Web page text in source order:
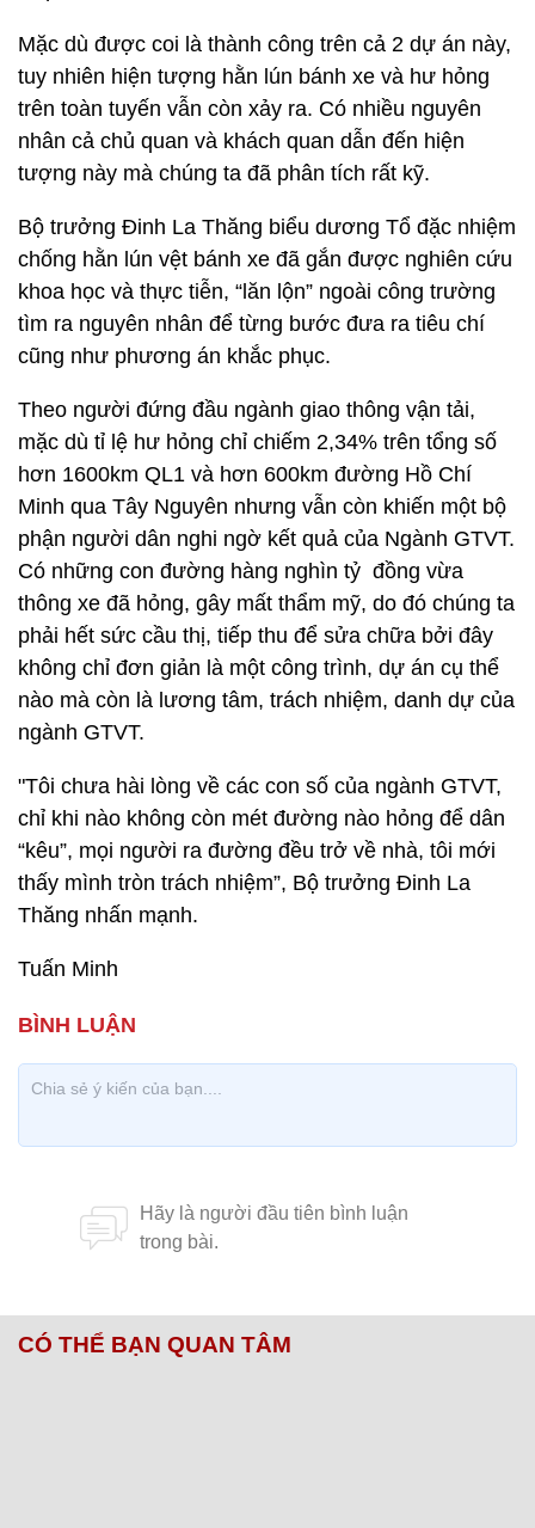
Mặc dù được coi là thành công trên cả 2 dự án này,
tuy nhiên hiện tượng hằn lún bánh xe và hư hỏng
trên toàn tuyến vẫn còn xảy ra. Có nhiều nguyên
nhân cả chủ quan và khách quan dẫn đến hiện
tượng này mà chúng ta đã phân tích rất kỹ.
Bộ trưởng Đinh La Thăng biểu dương Tổ đặc nhiệm
chống hằn lún vệt bánh xe đã gắn được nghiên cứu
khoa học và thực tiễn, “lăn lộn” ngoài công trường
tìm ra nguyên nhân để từng bước đưa ra tiêu chí
cũng như phương án khắc phục.
Theo người đứng đầu ngành giao thông vận tải,
mặc dù tỉ lệ hư hỏng chỉ chiếm 2,34% trên tổng số
hơn 1600km QL1 và hơn 600km đường Hồ Chí
Minh qua Tây Nguyên nhưng vẫn còn khiến một bộ
phận người dân nghi ngờ kết quả của Ngành GTVT.
Có những con đường hàng nghìn tỷ đồng vừa
thông xe đã hỏng, gây mất thẩm mỹ, do đó chúng ta
phải hết sức cầu thị, tiếp thu để sửa chữa bởi đây
không chỉ đơn giản là một công trình, dự án cụ thể
nào mà còn là lương tâm, trách nhiệm, danh dự của
ngành GTVT.
"Tôi chưa hài lòng về các con số của ngành GTVT,
chỉ khi nào không còn mét đường nào hỏng để dân
“kêu”, mọi người ra đường đều trở về nhà, tôi mới
thấy mình tròn trách nhiệm”, Bộ trưởng Đinh La
Thăng nhấn mạnh.
Tuấn Minh
CÓ THỂ BẠN QUAN TÂM